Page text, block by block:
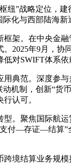
纽”战略定位，
化与西部陆海
框架。在中央金
2025年9月，
对SWIFT体系
用典范。深度参
机制，创新“货
认可。
型。聚焦国际航
付—存证—结算”
境结算业务规